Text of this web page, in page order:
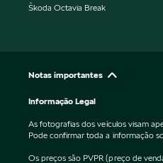
Škoda Octavia Break
Notas importantes
Informação Legal
As fotografias dos veículos visam
Pode confirmar toda a informação
Os preços são PVPR (preço de